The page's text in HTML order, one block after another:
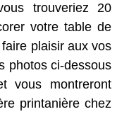
trouveriez 20
votre table de
plaisir aux vos
photos ci-dessous
vous montreront
printanière chez